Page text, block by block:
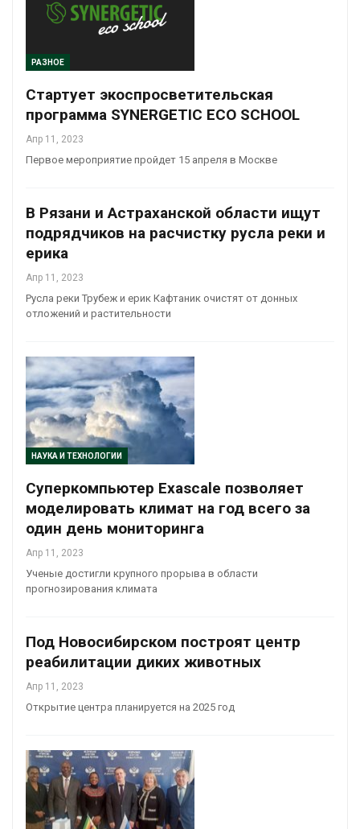
РАЗНОЕ
Стартует экоспросветительская
программа SYNERGETIC ECO SCHOOL
Апр 11, 2023
Первое мероприятие пройдет 15 апреля в Москве
В Рязани и Астраханской области ищут
подрядчиков на расчистку русла реки и
ерика
Апр 11, 2023
Русла реки Трубеж и ерик Кафтаник очистят от донных
отложений и растительности
НАУКА И ТЕХНОЛОГИИ
Суперкомпьютер Exascale позволяет
моделировать климат на год всего за
один день мониторинга
Апр 11, 2023
Ученые достигли крупного прорыва в области
прогнозирования климата
Под Новосибирском построят центр
реабилитации диких животных
Апр 11, 2023
Открытие центра планируется на 2025 год